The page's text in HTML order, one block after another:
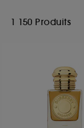
1 150 Produits